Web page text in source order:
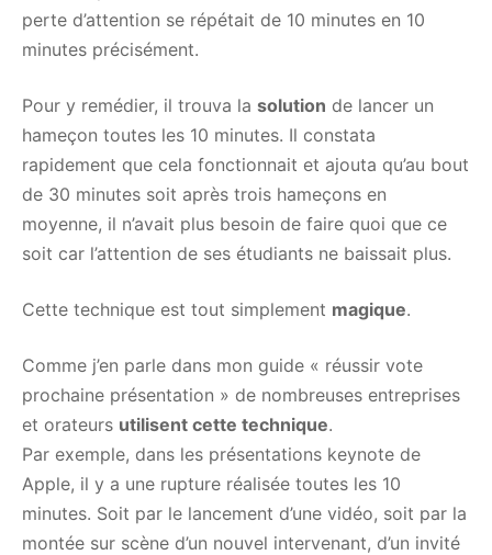
perte d’attention se répétait de 10 minutes en 10
minutes précisément.
Pour y remédier, il trouva la solution de lancer un
hameçon toutes les 10 minutes. Il constata
rapidement que cela fonctionnait et ajouta qu’au bout
de 30 minutes soit après trois hameçons en
moyenne, il n’avait plus besoin de faire quoi que ce
soit car l’attention de ses étudiants ne baissait plus.
Cette technique est tout simplement magique.
Comme j’en parle dans mon guide « réussir vote
prochaine présentation » de nombreuses entreprises
et orateurs utilisent cette technique.
Par exemple, dans les présentations keynote de
Apple, il y a une rupture réalisée toutes les 10
minutes. Soit par le lancement d’une vidéo, soit par la
montée sur scène d’un nouvel intervenant, d’un invité